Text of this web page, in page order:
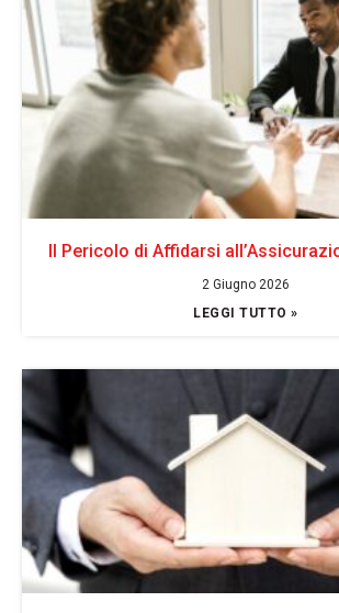
Il Pericolo di Affidarsi
2 Giugno 2026
LEGGI TUTTO »